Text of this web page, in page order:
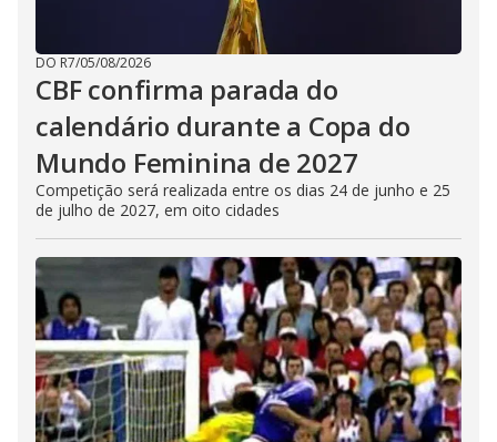
DO R7/05/08/2026
CBF confirma parada do
calendário durante a Copa do
Mundo Feminina de 2027
Competição será realizada entre os dias 24 de junho e 25
de julho de 2027, em oito cidades